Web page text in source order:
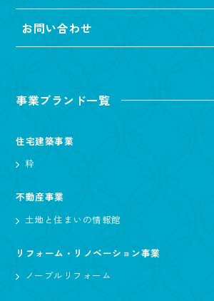
お問い合わせ
事業ブランド一覧
住宅建築事業
粋
不動産事業
土地と住まいの情報館
リフォーム・リノベーション事業
ノーブルリフォーム